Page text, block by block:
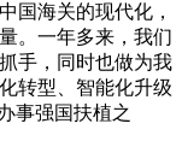
国海关的现代化，
。一年多来，我们
手，同时也做为我
转型、智能化升级
事强国扶植之